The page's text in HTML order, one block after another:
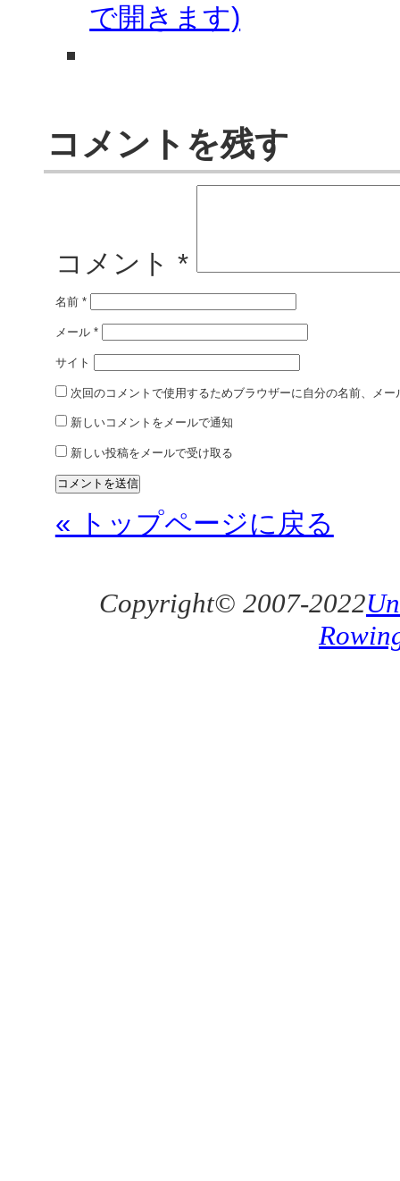
で開きます)
コメントを残す
コメント *
名前 *
メール *
サイト
次回のコメントで使用するためブラウザーに自分の名前、メ
新しいコメントをメールで通知
新しい投稿をメールで受け取る
« トップページに戻る
Copyright© 2007-2022